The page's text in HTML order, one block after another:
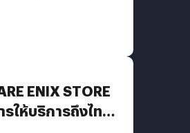
ENIX STORE
ให้บริการถึงไทย